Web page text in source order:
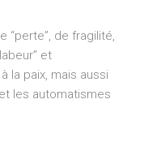
“perte”, de fragilité,
et
la paix, mais aussi
les automatismes